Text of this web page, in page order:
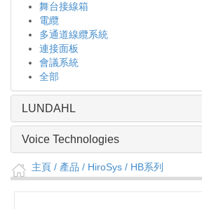
舞台接線箱
電纜
多通道線纜系統
連接面板
會議系統
全部
LUNDAHL
Voice Technologies
主頁 / 產品 / HiroSys / HB系列